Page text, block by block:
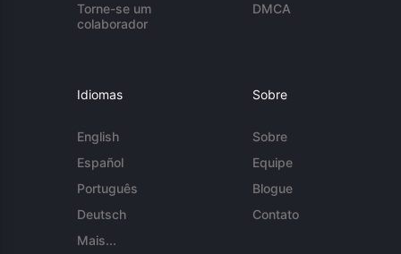
Torne-se um
colaborador
DMCA
Idiomas
English
Español
Português
Deutsch
Mais...
Sobre
Sobre
Equipe
Blogue
Contato